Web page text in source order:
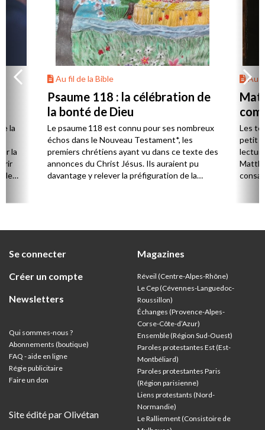
la
la
le
Au fil de la Bible
Psaume 118 : la célébration de
la bonté de Dieu
Le psaume 118 est connu pour ses nombreux
échos dans le Nouveau Testament*, les
premiers chrétiens ayant vu dans ce texte des
annonces du Christ Jésus. Ils auraient pu
davantage y relever la préfiguration de la
Au
Les
petit
Se connecter
Créer un compte
Newsletters
Qui sommes-nous ?
Abonnements (boutique)
FAQ - aide en ligne
Régie publicitaire
Faire un don
Site édité par Olivétan
Magazines
Réveil (Centre-Alpes-Rhône)
Le Cep (Cévennes-Languedoc-
Roussillon)
Échanges (Provence-Alpes-
Corse-Côte-d’Azur)
Ensemble (Région Sud-Ouest)
Paroles protestantes Est (Est-
Montbéliard)
Paroles protestantes Paris
(Région parisienne)
Liens protestants (Nord-
Normandie)
Le Ralliement (Consistoire de